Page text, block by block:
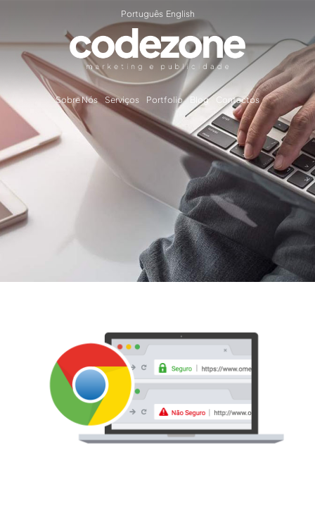
Sobre Nós Serviços Portfolio Blog Contactos
Português English